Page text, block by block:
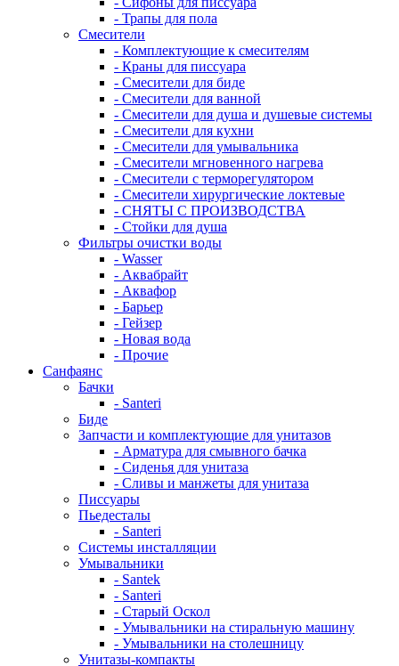
- Трапы для пола
Смесители
- Комплектующие к смесителям
- Краны для писсуара
- Смесители для биде
- Смесители для ванной
- Смесители для душа и душевые системы
- Смесители для кухни
- Смесители для умывальника
- Смесители мгновенного нагрева
- Смесители с терморегулятором
- Смесители хирургические локтевые
- СНЯТЫ С ПРОИЗВОДСТВА
- Стойки для душа
Фильтры очистки воды
- Wasser
- Аквабрайт
- Аквафор
- Барьер
- Гейзер
- Новая вода
- Прочие
Санфаянс
Бачки
- Santeri
Биде
Запчасти и комплектующие для унитазов
- Арматура для смывного бачка
- Сиденья для унитаза
- Сливы и манжеты для унитаза
Писсуары
Пьедесталы
- Santeri
Системы инсталляции
Умывальники
- Santek
- Santeri
- Старый Оскол
- Умывальники на стиральную машину
- Умывальники на столешницу
Унитазы-компакты